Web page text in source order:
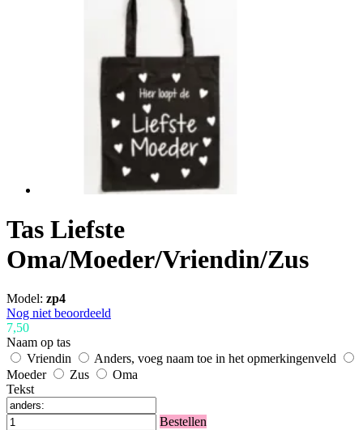
Tas Liefste
Oma/Moeder/Vriendin/Zus
Model: zp4
Nog niet beoordeeld
7,50
Naam op tas
Vriendin
Anders, voeg naam toe in het opmerkingenveld
Moeder
Zus
Oma
Tekst
Bestellen